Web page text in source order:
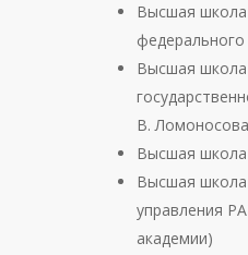
Высшая школа
федерального
Высшая школа
В. Ломоносова
Высшая
Высшая школа
управления
академии)